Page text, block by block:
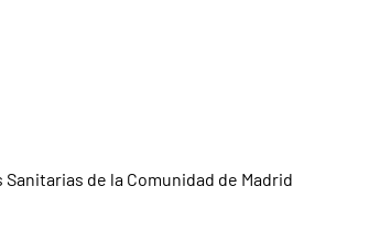
Sanitarias de la Comunidad de Madrid